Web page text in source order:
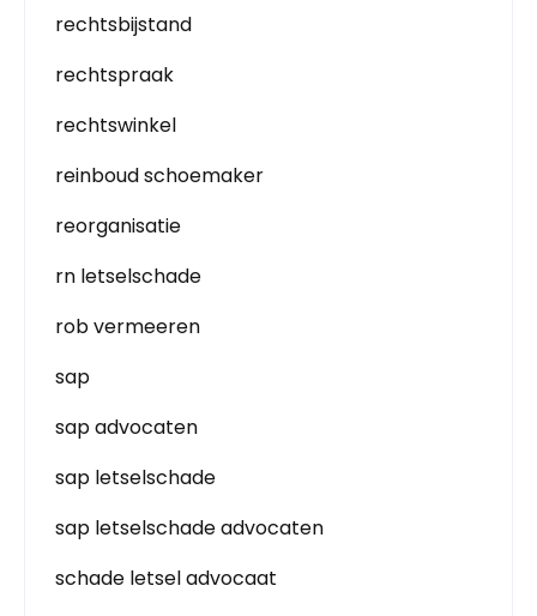
rechtsbijstand
rechtspraak
rechtswinkel
reinboud schoemaker
reorganisatie
rn letselschade
rob vermeeren
sap
sap advocaten
sap letselschade
sap letselschade advocaten
schade letsel advocaat